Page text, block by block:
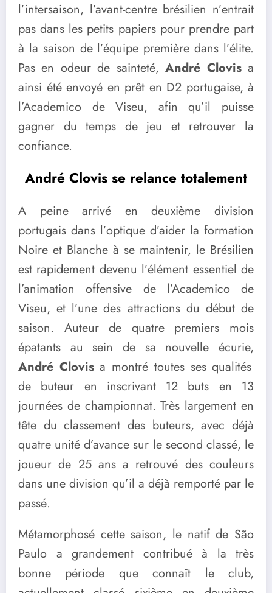
l’intersaison, l’avant-centre brésilien n’entrait
pas dans les petits papiers pour prendre part
à la saison de l’équipe première dans l’élite.
Pas en odeur de sainteté,André Clovisa
ainsi été envoyé en prêt en D2 portugaise, à
l’Academico de Viseu, afin qu’il puisse
gagner du temps de jeu et retrouver la
confiance.
André Clovis se relance totalement
A peine arrivé en deuxième division
portugais dans l’optique d’aider la formation
Noire et Blanche à se maintenir, le Brésilien
est rapidement devenu l’élément essentiel de
l’animation offensive de l’Academico de
Viseu, et l’une des attractions du début de
saison. Auteur de quatre premiers mois
épatants au sein de sa nouvelle écurie,
André Clovisa montré toutes ses qualités
de buteur en inscrivant 12 buts en 13
journées de championnat. Très largement en
tête du classement des buteurs, avec déjà
quatre unité d’avance sur le second classé, le
joueur de 25 ans a retrouvé des couleurs
dans une division qu’il a déjà remporté par le
passé.
Métamorphosé cette saison, le natif de São
Paulo a grandement contribué à la très
bonne période que connaît le club,